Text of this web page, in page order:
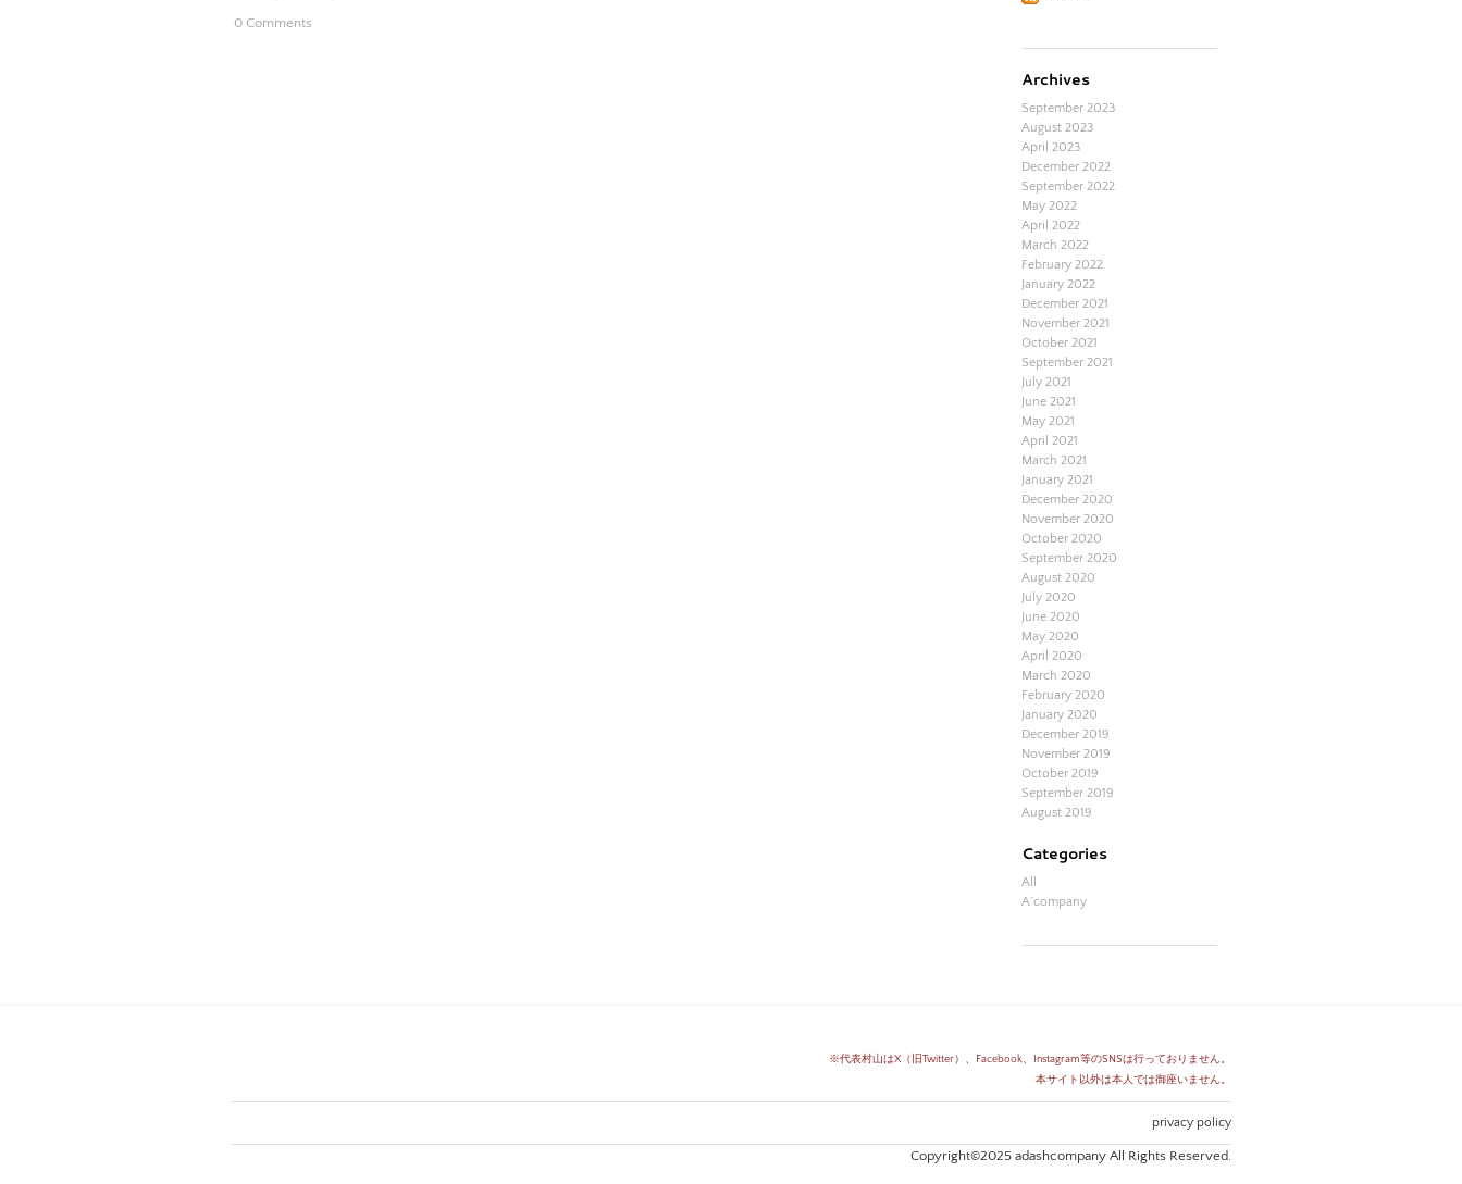
0 Comments
Archives
September 2023
August 2023
April 2023
December 2022
September 2022
May 2022
April 2022
March 2022
February 2022
January 2022
December 2021
November 2021
October 2021
September 2021
July 2021
June 2021
May 2021
April 2021
March 2021
January 2021
December 2020
November 2020
October 2020
September 2020
August 2020
July 2020
June 2020
May 2020
April 2020
March 2020
February 2020
January 2020
December 2019
November 2019
October 2019
September 2019
August 2019
Categories
All
A´company
※代表村山はX（旧Twitter）、Facebook、Instagram等のSNSは行っておりません。
​本サイト以外は本人では御座いません。
privacy policy
Copyright©2025 adashcompany All Rights Reserved.